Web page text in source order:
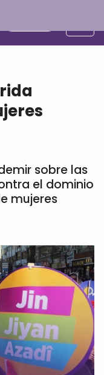
sobre las
el dominio
mujeres